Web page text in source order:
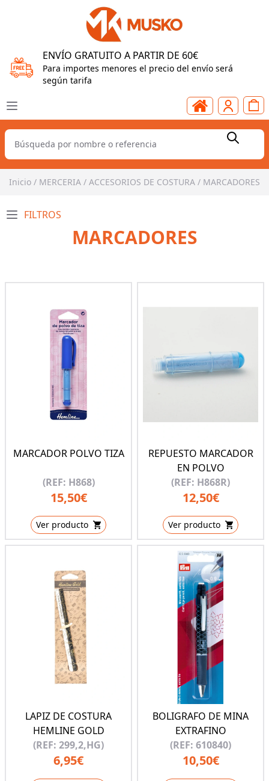
ENVÍO GRATUITO A PARTIR DE 60€
Para importes menores el precio del envío será
según tarifa
Inicio / MERCERIA / ACCESORIOS DE COSTURA / MARCADORES
FILTROS
MARCADORES
MARCADOR POLVO TIZA
(REF: H868)
15,50€
Ver producto
REPUESTO MARCADOR
EN POLVO
(REF: H868R)
12,50€
Ver producto
LAPIZ DE COSTURA
HEMLINE GOLD
(REF: 299,2,HG)
6,95€
BOLIGRAFO DE MINA
EXTRAFINO
(REF: 610840)
10,50€